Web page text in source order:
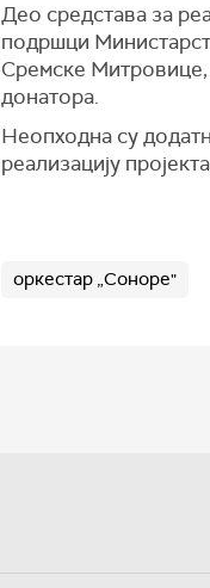
Део средстава за
подршци
Сремске Митровице,
донатора.
Неопходна су
реализацију
оркестар „Соноре"